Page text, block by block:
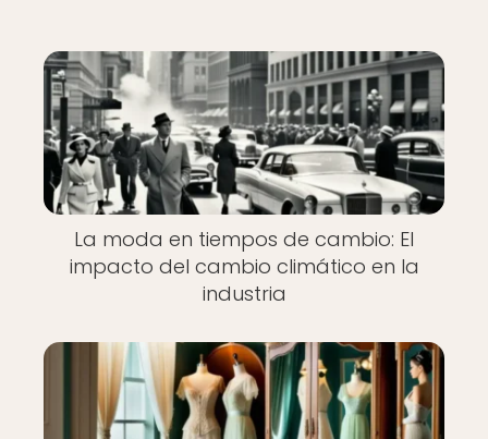
La moda en tiempos de cambio: El
impacto del cambio climático en la
industria